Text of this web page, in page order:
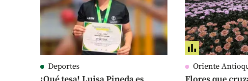
Deportes Oriente